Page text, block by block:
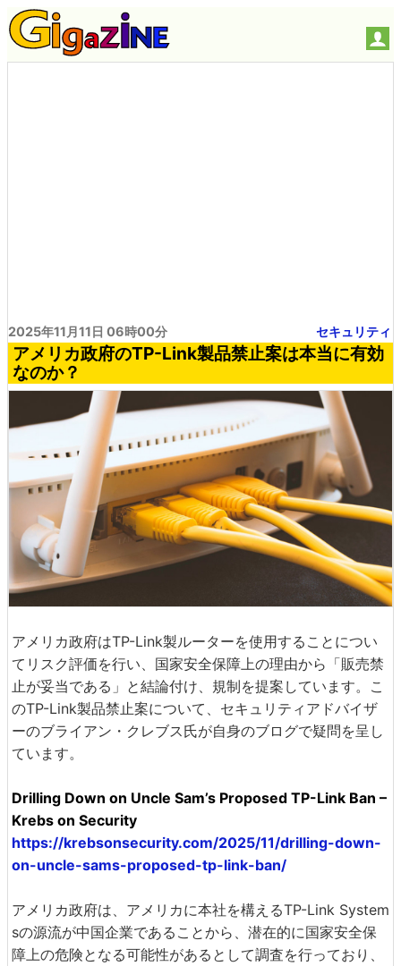
2025年11月11日 06時00分 セキュリティ
アメリカ政府のTP-Link製品禁止案は本当に有効
なのか？
アメリカ政府はTP-Link製ルーターを使用することについ
てリスク評価を行い、国家安全保障上の理由から「販売禁
止が妥当である」と結論付け、規制を提案しています。こ
のTP-Link製品禁止案について、セキュリティアドバイザ
ーのブライアン・クレブス氏が自身のブログで疑問を呈し
ています。
Drilling Down on Uncle Sam’s Proposed TP-Link Ban –
Krebs on Security
https://krebsonsecurity.com/2025/11/drilling-down-
on-uncle-sams-proposed-tp-link-ban/
アメリカ政府は、アメリカに本社を構えるTP-Link System
sの源流が中国企業であることから、潜在的に国家安全保
障上の危険となる可能性があるとして調査を行っており、